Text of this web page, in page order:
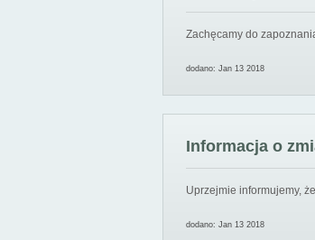
Zachęcamy do
dodano: Jan 13 2018
Informacja o
Uprzejmie informujemy,
dodano: Jan 13 2018